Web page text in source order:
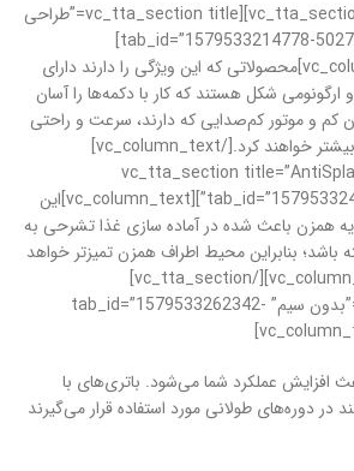
[/vc_column_text][/vc_tta_section][vc_tta_section title=”طراحی
ارگونومیک” tab_id=”1579533214778-5027f301-1196″]
محصولاتی که این ویژگی را دارند دارای
شکل هستند که کار با دکمه‌ها را آسان
کم و موتور کم‌صدایی که دارند، سرعت و راحتی
را برای شما بیشتر خواهند کرد.[/vc_column_text]
[/vc_tta_section][vc_tta_section
tab_id=”1579533241434-
این
همزن باعث شده در آماده سازی غذا تشرحی به
باشد؛ بنابراین محیط اطراف همزن تمیزتر خواهد
بود.[/vc_column_text][/vc_tta_section]
[vc_tta_section title=”بدون سیم” tab_id=”1579533262342-
افزایش عملکرد شما می‌شود. باتری‌های با
در دوره‌های طولانی مورد استفاده قرار می‌گیرند